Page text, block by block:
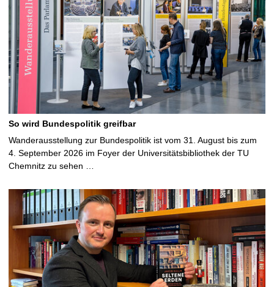
So wird Bundespolitik greifbar
Wanderausstellung zur Bundespolitik ist vom 31. August bis zum
4. September 2026 im Foyer der Universitätsbibliothek der TU
Chemnitz zu sehen …